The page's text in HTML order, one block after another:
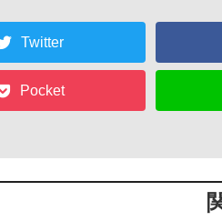
Twitter
Pocket